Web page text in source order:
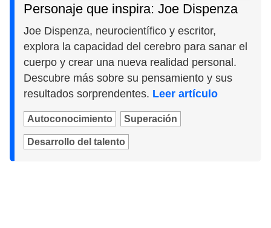
Personaje que inspira: Joe Dispenza
Joe Dispenza, neurocientífico y escritor,
explora la capacidad del cerebro para sanar el
cuerpo y crear una nueva realidad personal.
Descubre más sobre su pensamiento y sus
resultados sorprendentes. Leer artículo
Autoconocimiento Superación
Desarrollo del talento